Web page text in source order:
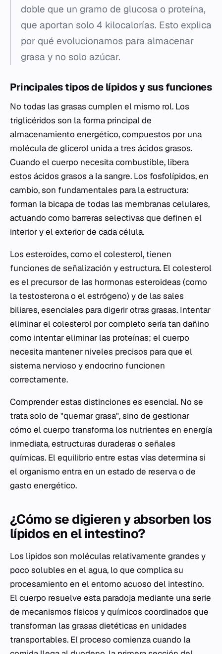
doble que un gramo de glucosa o proteína,
que aportan solo 4 kilocalorías. Esto explica
por qué evolucionamos para almacenar
grasa y no solo azúcar.
Principales tipos de lípidos y sus funciones
No todas las grasas cumplen el mismo rol. Los
triglicéridos son la forma principal de
almacenamiento energético, compuestos por una
molécula de glicerol unida a tres ácidos grasos.
Cuando el cuerpo necesita combustible, libera
estos ácidos grasos a la sangre. Los fosfolípidos, en
cambio, son fundamentales para la estructura:
forman la bicapa de todas las membranas celulares,
actuando como barreras selectivas que definen el
interior y el exterior de cada célula.
Los esteroides, como el colesterol, tienen
funciones de señalización y estructura. El colesterol
es el precursor de las hormonas esteroideas (como
la testosterona o el estrógeno) y de las sales
biliares, esenciales para digerir otras grasas. Intentar
eliminar el colesterol por completo sería tan dañino
como intentar eliminar las proteínas; el cuerpo
necesita mantener niveles precisos para que el
sistema nervioso y endocrino funcionen
correctamente.
Comprender estas distinciones es esencial. No se
trata solo de "quemar grasa", sino de gestionar
cómo el cuerpo transforma los nutrientes en energía
inmediata, estructuras duraderas o señales
químicas. El equilibrio entre estas vías determina si
el organismo entra en un estado de reserva o de
gasto energético.
¿Cómo se digieren y absorben los
lípidos en el intestino?
Los lípidos son moléculas relativamente grandes y
poco solubles en el agua, lo que complica su
procesamiento en el entorno acuoso del intestino.
El cuerpo resuelve esta paradoja mediante una serie
de mecanismos físicos y químicos coordinados que
transforman las grasas dietéticas en unidades
transportables. El proceso comienza cuando la